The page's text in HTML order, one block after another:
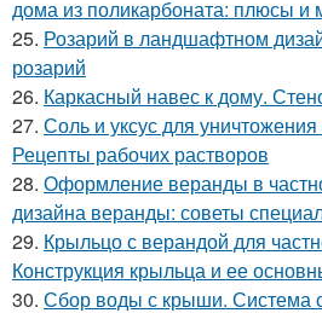
дома из поликарбоната: плюсы и
25. Розарий в ландшафтном
розарий
26. Каркасный навес к дому.
27. Соль и уксус для
Рецепты рабочих растворов
28. Оформление веранды в
дизайна веранды: советы
29. Крыльцо с верандой для
Конструкция крыльца и ее
30. Сбор воды с крыши. Система